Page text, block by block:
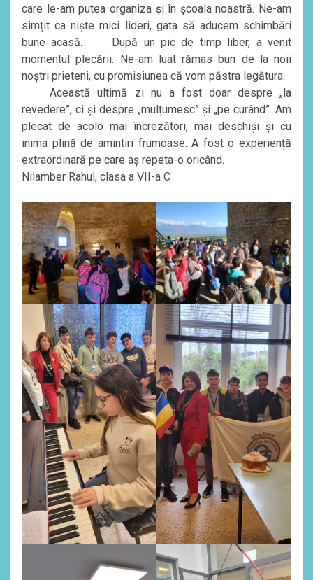
care le-am putea organiza și în școala noastră. Ne-am
simțit ca niște mici lideri, gata să aducem schimbări
bune acasă. După un pic de timp liber, a venit
momentul plecării. Ne-am luat rămas bun de la noii
noștri prieteni, cu promisiunea că vom păstra legătura.
Această ultimă zi nu a fost doar despre „la
revedere”, ci și despre „mulțumesc” și „pe curând”. Am
plecat de acolo mai încrezători, mai deschiși și cu
inima plină de amintiri frumoase. A fost o experiență
extraordinară pe care aș repeta-o oricând.
Nilamber Rahul, clasa a VII-a C